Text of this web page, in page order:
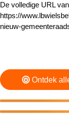
De volledige URL
https://
nieuw-
Ontdek